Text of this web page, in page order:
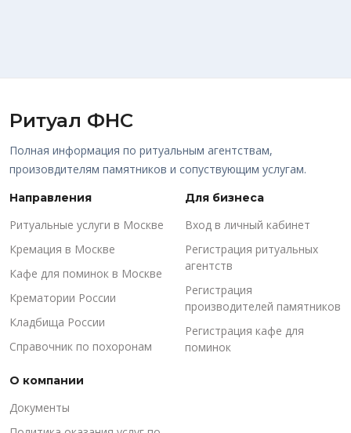
Ритуал ФНС
Полная информация по ритуальным агентствам,
произовдителям памятников и сопуствующим услугам.
Направления
Ритуальные услуги в Москве
Кремация в Москве
Кафе для поминок в Москве
Крематории России
Кладбища России
Справочник по похоронам
Для бизнеса
Вход в личный кабинет
Регистрация ритуальных
агентств
Регистрация
производителей памятников
Регистрация кафе для
поминок
О компании
Документы